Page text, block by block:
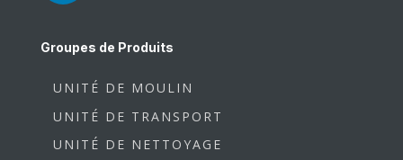
Groupes de Produits
UNITÉ DE MOULIN
UNITÉ DE TRANSPORT
UNITÉ DE NETTOYAGE